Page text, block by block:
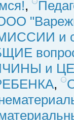
,
и
и
,